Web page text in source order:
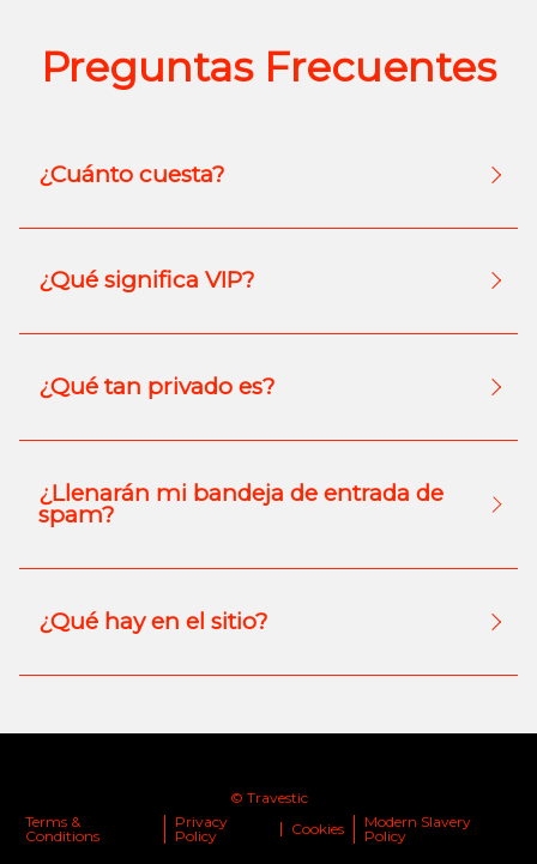
Preguntas Frecuentes
¿Cuánto cuesta?
¿Qué significa VIP?
¿Qué tan privado es?
¿Llenarán mi bandeja de entrada de
spam?
¿Qué hay en el sitio?
© Travestic
Terms &
Conditions
Privacy
Policy
Cookies
Modern Slavery
Policy